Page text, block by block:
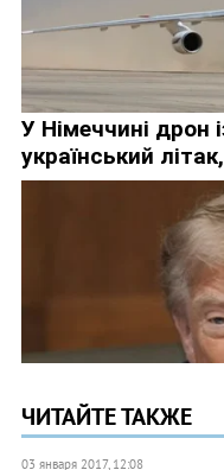
ЧИТАЙТЕ ТАКЖЕ
03 января 2017, 12:08